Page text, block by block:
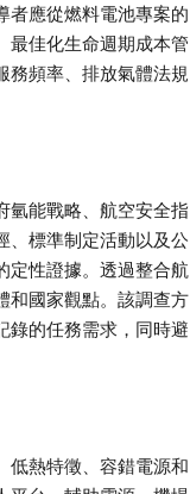
者應從燃料電池專案的
最佳化生命週期成本管
務頻率、排放氣體法規
氫能戰略、航空安全指
、標準制定活動以及公
定性證據。透過整合航
和國家觀點。該調查方
錄的任務需求，同時避
低熱特徵、容錯電源和